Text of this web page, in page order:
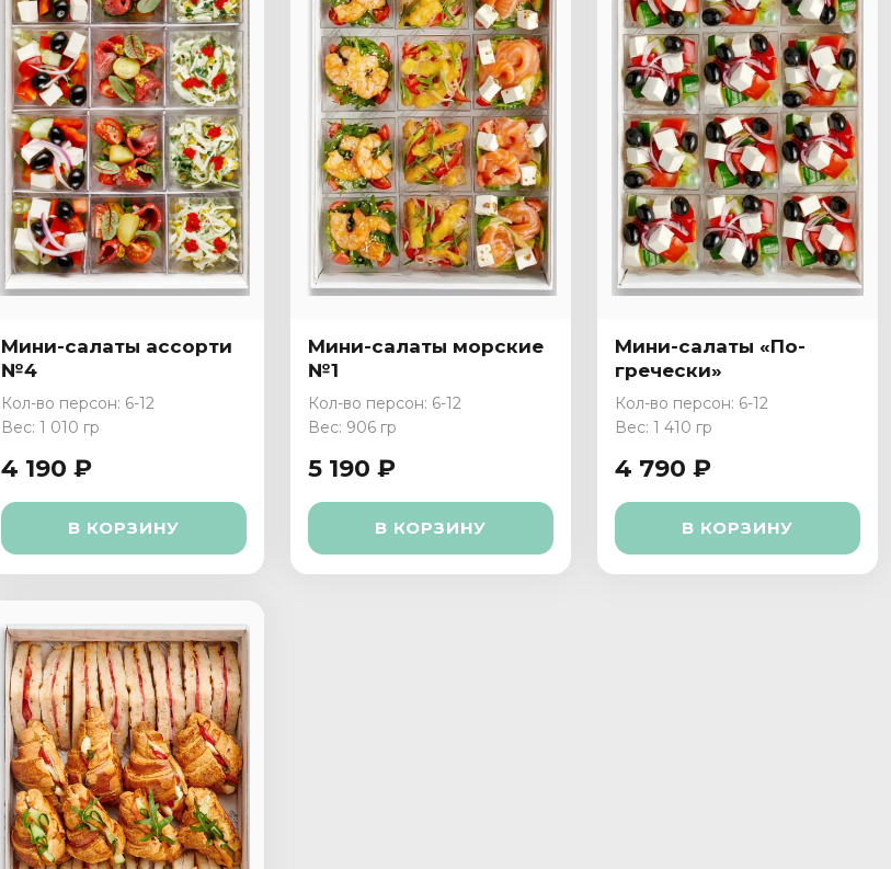
Мини-салаты ассорти
№4
Кол-во персон: 6-12
Вес: 1 010 гр
4 190 ₽
В КОРЗИНУ
Мини-салаты морские
№1
Кол-во персон: 6-12
Вес: 906 гр
5 190 ₽
В КОРЗИНУ
Мини-салаты «По-
гречески»
Кол-во персон: 6-12
Вес: 1 410 гр
4 790 ₽
В КОРЗИНУ